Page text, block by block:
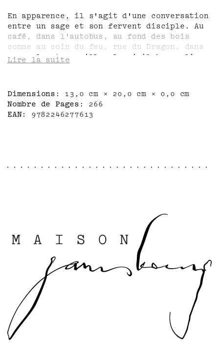
En apparence, il s'agit d'une conversation
entre un sage et son fervent disciple. Au
café, dans l'autobus, au fond des bois
comme au coin du feu, rue du Dragon, dans
son salon tranquille, le vieil homme livre
Clavel, d'Héraclite, festival de culture
et d'agilité intellectuelle. Mais cette
passionnante rêverie de deux esprits
présent y fait irruption avec fracas,
qui vient soudain fasciner l'auteur et ses
personnages ? De l'au-delà, du hasard ?
Creusant profond l'étrange autant que la
méditation, semblable à lui-même et
cependant si différent, ce Claude Mauriac
inédit révèle un aspect mystérieux de son
talent, porté jusqu'au vertige par une
gravité nouvelle et des rêves
insoupçonnables.
Lire la suite
Dimensions
13,0 cm × 20,0 cm × 0,0 cm
Nombre de Pages
266
EAN
9782246277613